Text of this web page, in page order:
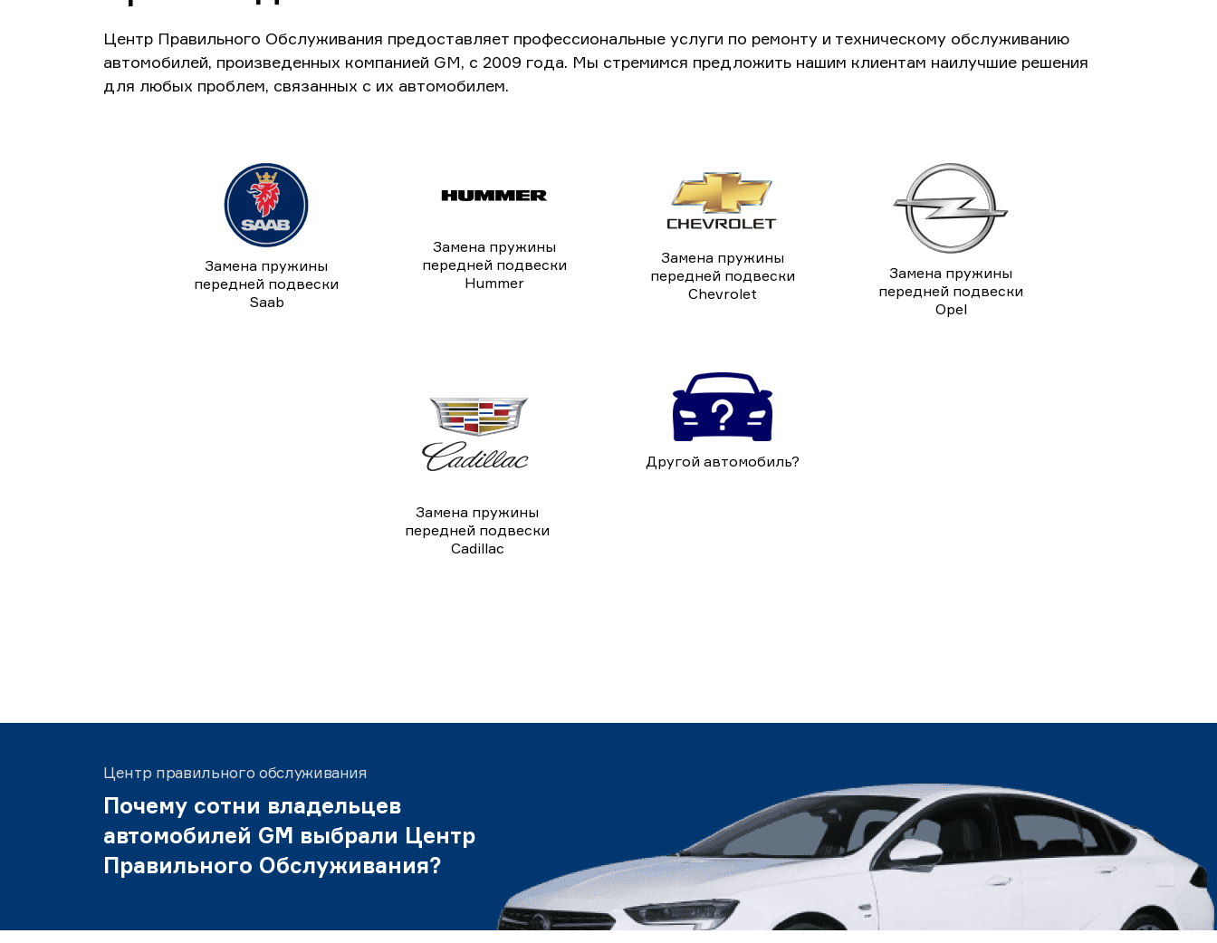
Центр Правильного Обслуживания предоставляет профессиональные услуги по ремонту и техническому обслуживанию
автомобилей, произведенных компанией GM, с 2009 года. Мы стремимся предложить нашим клиентам наилучшие решения
для любых проблем, связанных с их автомобилем.
Замена пружины
передней подвески
Saab
Замена пружины
передней подвески
Hummer
Замена пружины
передней подвески
Chevrolet
Замена пружины
передней подвески
Opel
Замена пружины
передней подвески
Cadillac
Другой автомобиль?
Центр правильного обслуживания
Почему сотни владельцев
автомобилей GM выбрали Центр
Правильного Обслуживания?